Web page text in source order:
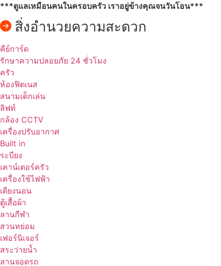
***ดูแลเหมือนคนในครอบครัว เราอยู่ข้างคุณจนวันโอน***
สิ่งอำนวยความสะดวก
คีย์การ์ด
รักษาความปลอยภัย 24 ชั่วโมง
ครัว
ห้องฟิตเนส
สนามเด็กเล่น
ลิฟท์
กล้อง CCTV
เครื่องปรับอากาศ
Built in
ระบียง
เคาน์เตอร์ครัว
เครื่องใช้ไฟฟ้า
เตียงนอน
ตู้เสื้อผ้า
ลานกีฬา
สวนหย่อม
เฟอร์นิเจอร์
สระว่ายน้ำ
ลานจอดรถ